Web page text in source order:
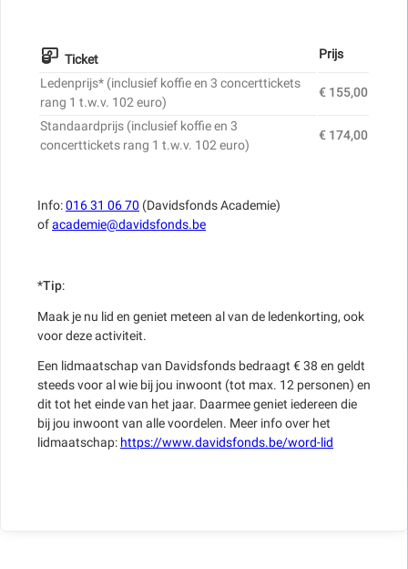
Ticket
Prijs
Ledenprijs* (inclusief koffie en 3 concerttickets
rang 1 t.w.v. 102 euro)
€ 155,00
Standaardprijs (inclusief koffie en 3
concerttickets rang 1 t.w.v. 102 euro)
€ 174,00
Info:016 31 06 70 (Davidsfonds Academie)
ofacademie@davidsfonds.be
*Tip:
Maak je nu lid en geniet meteen al van de ledenkorting, ook
voor deze activiteit.
Een lidmaatschap van Davidsfonds bedraagt € 38 en geldt
steeds voor al wie bij jou inwoont (tot max. 12 personen) en
dit tot het einde van het jaar. Daarmee geniet iedereen die
bij jou inwoont van alle voordelen. Meer info over het
lidmaatschap: https://www.davidsfonds.be/word-lid